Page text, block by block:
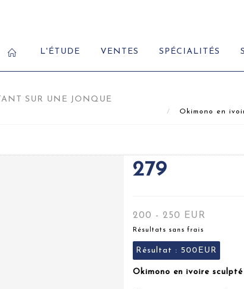
L'ÉTUDE VENTES SPÉCIALITÉS
SUR UNE JONQUE
Okimono en
279
200 - 250 EUR
Résultats sans frais
Résultat : 500EUR
Okimono en ivoire